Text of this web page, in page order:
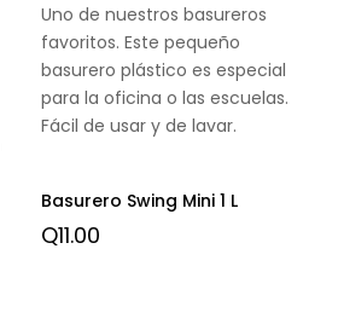
Uno de nuestros basureros
favoritos. Este pequeño
basurero plástico es especial
para la oficina o las escuelas.
Fácil de usar y de lavar.
Basurero Swing Mini 1 L
Q11.00